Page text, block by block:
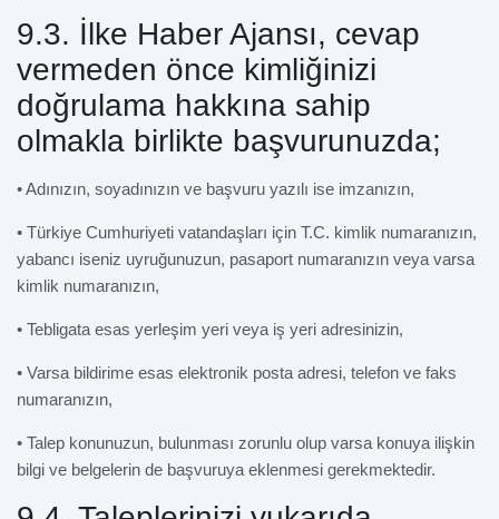
9.3. İlke Haber Ajansı, cevap
vermeden önce kimliğinizi
doğrulama hakkına sahip
olmakla birlikte başvurunuzda;
• Adınızın, soyadınızın ve başvuru yazılı ise imzanızın,
• Türkiye Cumhuriyeti vatandaşları için T.C. kimlik numaranızın,
yabancı iseniz uyruğunuzun, pasaport numaranızın veya varsa
kimlik numaranızın,
• Tebligata esas yerleşim yeri veya iş yeri adresinizin,
• Varsa bildirime esas elektronik posta adresi, telefon ve faks
numaranızın,
• Talep konunuzun, bulunması zorunlu olup varsa konuya ilişkin
bilgi ve belgelerin de başvuruya eklenmesi gerekmektedir.